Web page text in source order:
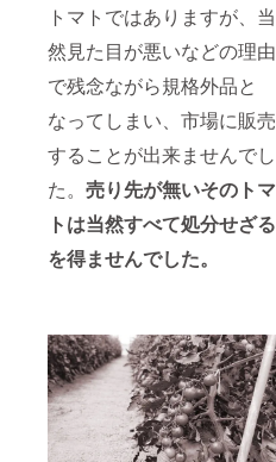
トマトではありますが、当
然見た目が悪いなどの理由
で残念ながら規格外品と
なってしまい、市場に販売
することが出来ませんでし
た。 売り先が無いそのトマ
トは当然すべて処分せざる
を得ませんでした。